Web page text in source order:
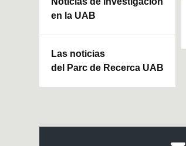
en la UAB
Las noticias
del Parc de Recerca UAB